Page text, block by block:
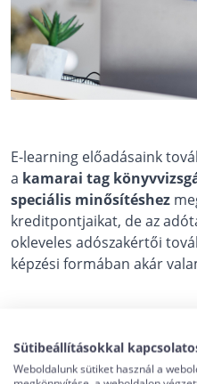
E-learning előadásaink
a kamarai tag
speciális minősítéshez
kreditpontjaikat, de az
okleveles adószakértői
képzési formában akár
Díjak a
Sütibeállításokkal
Weboldalunk sütiket használ a